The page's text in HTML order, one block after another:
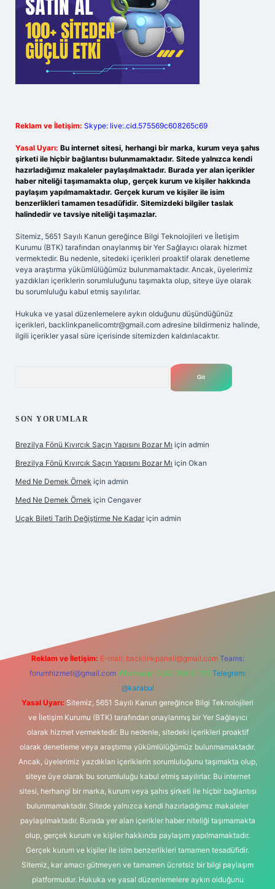
Reklam ve İletişim: Skype: live:.cid.575569c608265c69
Yasal Uyarı: Bu internet sitesi, herhangi bir marka, kurum veya şahıs
şirketi ile hiçbir bağlantısı bulunmamaktadır. Sitede yalnızca kendi
hazırladığımız makaleler paylaşılmaktadır. Burada yer alan içerikler
haber niteliği taşımamakta olup, gerçek kurum ve kişiler hakkında
paylaşım yapılmamaktadır. Gerçek kurum ve kişiler ile isim
benzerlikleri tamamen tesadüfidir. Sitemizdeki bilgiler taslak
halindedir ve tavsiye niteliği taşımazlar.
Sitemiz, 5651 Sayılı Kanun gereğince Bilgi Teknolojileri ve İletişim
Kurumu (BTK) tarafından onaylanmış bir Yer Sağlayıcı olarak hizmet
vermektedir. Bu nedenle, sitedeki içerikleri proaktif olarak denetleme
veya araştırma yükümlülüğümüz bulunmamaktadır. Ancak, üyelerimiz
yazdıkları içeriklerin sorumluluğunu taşımakta olup, siteye üye olarak
bu sorumluluğu kabul etmiş sayılırlar.
Hukuka ve yasal düzenlemelere aykırı olduğunu düşündüğünüz
içerikleri, backlinkpanelicomtr@gmail.com adresine bildirmeniz halinde,
ilgili içerikler yasal süre içerisinde sitemizden kaldırılacaktır.
SON YORUMLAR
Brezilya Fönü Kıvırcık Saçın Yapısını Bozar Mı için admin
Brezilya Fönü Kıvırcık Saçın Yapısını Bozar Mı için Okan
Med Ne Demek Örnek için admin
Med Ne Demek Örnek için Cengaver
Uçak Bileti Tarih Değiştirme Ne Kadar için admin
Reklam ve İletişim: E-mail: backlinkpaneli@gmail.com Teams:
forumhizmeti@gmail.com Whatsapp: 0262 606 0 726 Telegram:
@karabul
Yasal Uyarı: Sitemiz, 5651 Sayılı Kanun gereğince Bilgi Teknolojileri
ve İletişim Kurumu (BTK) tarafından onaylanmış bir Yer Sağlayıcı
olarak hizmet vermektedir. Bu nedenle, sitedeki içerikleri proaktif
olarak denetleme veya araştırma yükümlülüğümüz bulunmamaktadır.
Ancak, üyelerimiz yazdıkları içeriklerin sorumluluğunu taşımakta olup,
siteye üye olarak bu sorumluluğu kabul etmiş sayılırlar. Bu internet
sitesi, herhangi bir marka, kurum veya şahıs şirketi ile hiçbir bağlantısı
bulunmamaktadır. Sitede yalnızca kendi hazırladığımız makaleler
paylaşılmaktadır. Burada yer alan içerikler haber niteliği taşımamakta
olup, gerçek kurum ve kişiler hakkında paylaşım yapılmamaktadır.
Gerçek kurum ve kişiler ile isim benzerlikleri tamamen tesadüfidir.
Sitemiz, kar amacı gütmeyen ve tamamen ücretsiz bir bilgi paylaşım
platformudur. Hukuka ve yasal düzenlemelere aykırı olduğunu